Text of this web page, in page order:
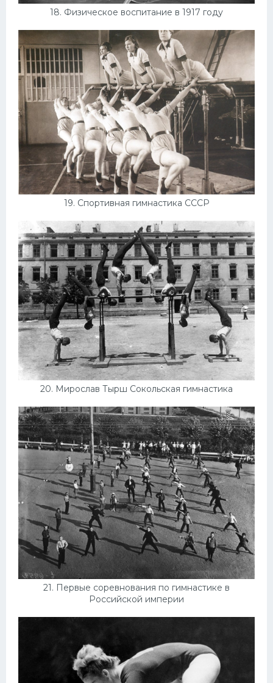
18. Физическое воспитание в 1917 году
19. Спортивная гимнастика СССР
20. Мирослав Тырш Сокольская гимнастика
21. Первые соревнования по гимнастике в
Российской империи